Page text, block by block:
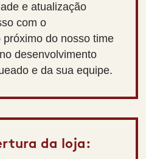
e atualização
com o
do nosso time
desenvolvimento
e da sua equipe.
da loja: